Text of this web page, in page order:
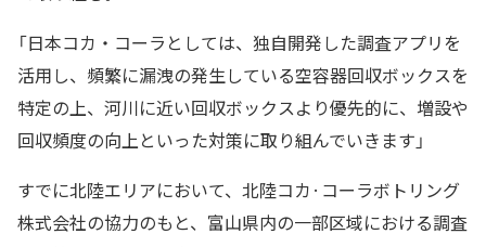
「日本コカ・コーラとしては、独自開発した調査アプリを
活用し、頻繁に漏洩の発生している空容器回収ボックスを
特定の上、河川に近い回収ボックスより優先的に、増設や
回収頻度の向上といった対策に取り組んでいきます」
すでに北陸エリアにおいて、北陸コカ·コーラボトリング
株式会社の協力のもと、富山県内の一部区域における調査